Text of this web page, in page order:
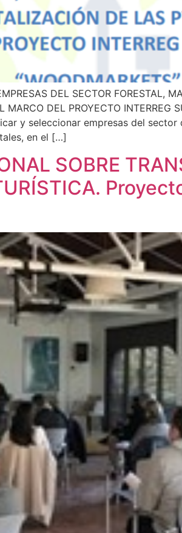
DEL SECTOR FORESTAL,
DEL PROYECTO INTERREG
y seleccionar empresas del sector
en el […]
SOBRE